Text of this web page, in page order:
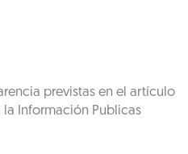
previstas en el artículo
la Información Publicas